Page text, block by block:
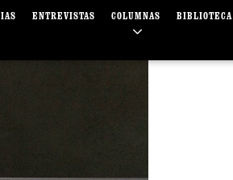
ENTREVISTAS COLUMNAS BIBLIOTECA